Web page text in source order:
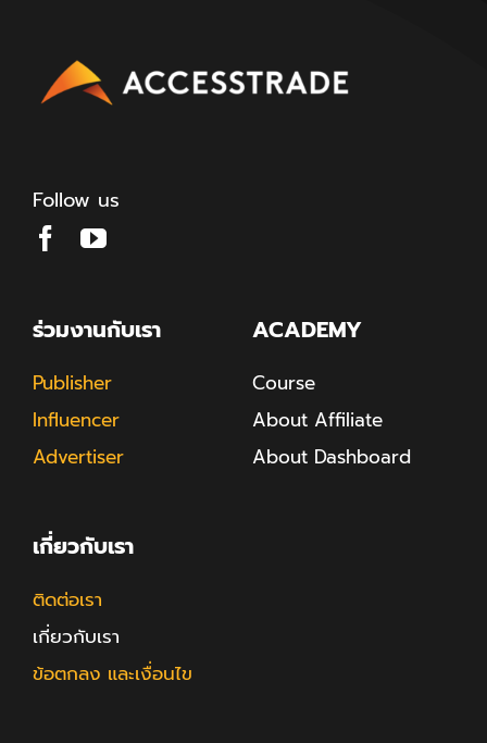
Follow us
ร่วมงานกับเรา
Publisher
Influencer
Advertiser
ACADEMY
Course
About Affiliate
About Dashboard
เกี่ยวกับเรา
ติดต่อเรา
เกี่ยวกับเรา
ข้อตกลง และเงื่อนไข